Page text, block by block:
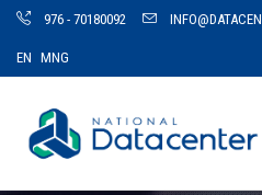
976 - 70180092
EN MNG